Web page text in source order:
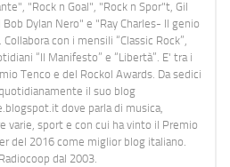
"Rock n Goal", "Rock n Spor"t, Gil
Dylan Nero" e "Ray Charles- Il genio
con i mensili “Classic Rock”,
“Il Manifesto” e “Libertà”. E' tra i
Tenco e del Rockol Awards. Da sedici
il suo blog
dove parla di musica,
varie, sport e con cui ha vinto il Premio
del 2016 come miglior blog italiano.
dal 2003.